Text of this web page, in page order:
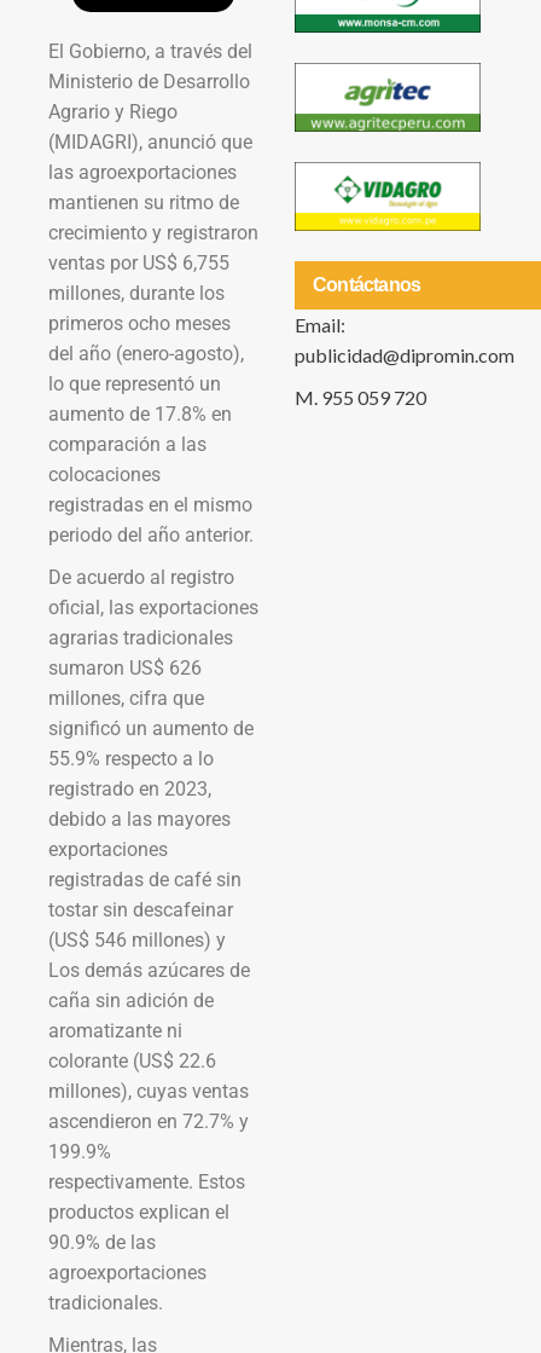
El Gobierno, a través del
Ministerio de Desarrollo
Agrario y Riego
(MIDAGRI), anunció que
las agroexportaciones
mantienen su ritmo de
crecimiento y registraron
ventas por US$ 6,755
millones, durante los
primeros ocho meses
del año (enero-agosto),
lo que representó un
aumento de 17.8% en
comparación a las
colocaciones
registradas en el mismo
periodo del año anterior.
De acuerdo al registro
oficial, las exportaciones
agrarias tradicionales
sumaron US$ 626
millones, cifra que
significó un aumento de
55.9% respecto a lo
registrado en 2023,
debido a las mayores
exportaciones
registradas de café sin
tostar sin descafeinar
(US$ 546 millones) y
Los demás azúcares de
caña sin adición de
aromatizante ni
colorante (US$ 22.6
millones), cuyas ventas
ascendieron en 72.7% y
199.9%
respectivamente. Estos
productos explican el
90.9% de las
agroexportaciones
tradicionales.
Mientras, las
Contáctanos
Email:
publicidad@dipromin.com
M. 955 059 720